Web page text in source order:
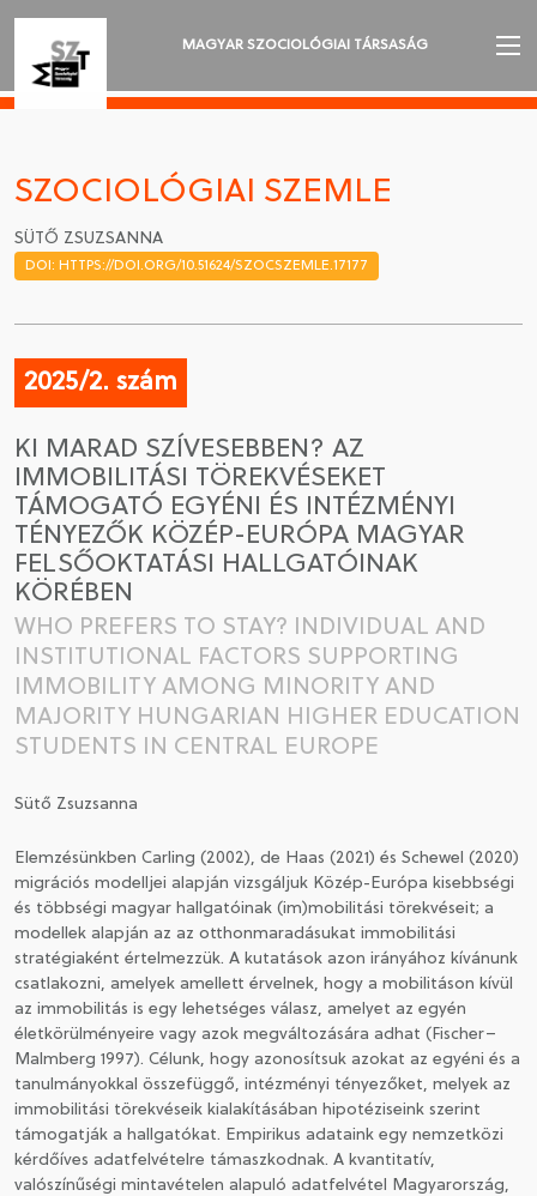
MAGYAR SZOCIOLÓGIAI TÁRSASÁG
AKTUALITÁSOK
VÁNDORGYŰLÉSEK
SZAKOSZTÁLYOK
DÍJAK
NYELVVÁLASZTÁS
CSATLAKOZÁS A TÁRSASÁGHOZ / MEGÚJÍTOM A
TAGSÁGOMAT
SZOCIOLÓGIAI SZEMLE
SÜTŐ ZSUZSANNA
DOI: HTTPS://DOI.ORG/10.51624/SZOCSZEMLE.17177
2025/2. szám
KI MARAD SZÍVESEBBEN? AZ
IMMOBILITÁSI TÖREKVÉSEKET
TÁMOGATÓ EGYÉNI ÉS INTÉZMÉNYI
TÉNYEZŐK KÖZÉP-EURÓPA MAGYAR
FELSŐOKTATÁSI HALLGATÓINAK
KÖRÉBEN
WHO PREFERS TO STAY? INDIVIDUAL AND
INSTITUTIONAL FACTORS SUPPORTING
IMMOBILITY AMONG MINORITY AND
MAJORITY HUNGARIAN HIGHER EDUCATION
STUDENTS IN CENTRAL EUROPE
Sütő Zsuzsanna
Elemzésünkben Carling (2002), de Haas (2021) és Schewel (2020)
migrációs modelljei alapján vizsgáljuk Közép-Európa kisebbségi
és többségi magyar hallgatóinak (im)mobilitási törekvéseit; a
modellek alapján az az otthonmaradásukat immobilitási
stratégiaként értelmezzük. A kutatások azon irányához kívánunk
csatlakozni, amelyek amellett érvelnek, hogy a mobilitáson kívül
az immobilitás is egy lehetséges válasz, amelyet az egyén
életkörülményeire vagy azok megváltozására adhat (Fischer–
Malmberg 1997). Célunk, hogy azonosítsuk azokat az egyéni és a
tanulmányokkal összefüggő, intézményi tényezőket, melyek az
immobilitási törekvéseik kialakításában hipotéziseink szerint
támogatják a hallgatókat. Empirikus adataink egy nemzetközi
kérdőíves adatfelvételre támaszkodnak. A kvantitatív,
valószínűségi mintavételen alapuló adatfelvétel Magyarország,